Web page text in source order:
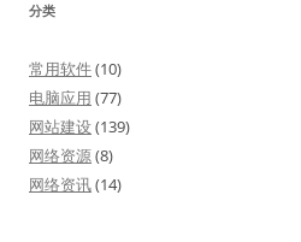
分类
常用软件(10)
电脑应用 (77)
网站建设(139)
网络资源(8)
网络资讯(14)